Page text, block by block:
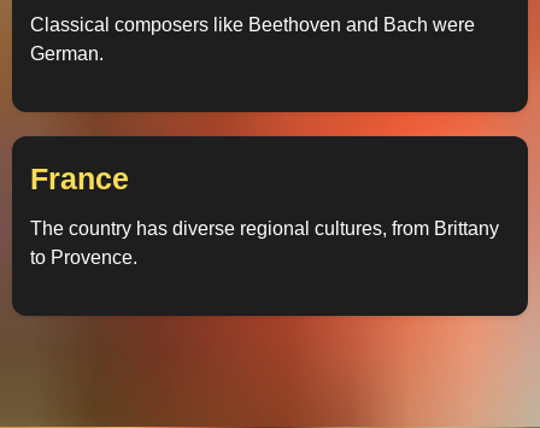
Classical composers like Beethoven and Bach were
German.
France
The country has diverse regional cultures, from Brittany
to Provence.